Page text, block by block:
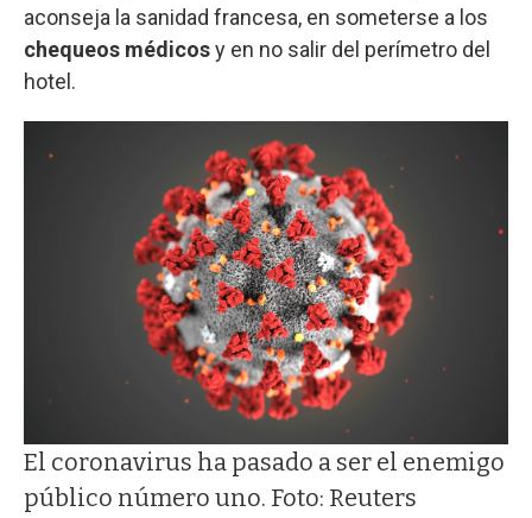
aconseja la sanidad francesa, en someterse a los
chequeos médicosy en no salir del perímetro del
hotel.
El coronavirus ha pasado a ser el enemigo
público número uno. Foto: Reuters